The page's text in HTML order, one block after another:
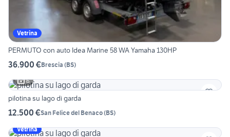
Vetrina
PERMUTO con auto Idea Marine 58 WA Yamaha 130HP
36.900 €Brescia (BS)
6
pilotina su lago di garda
12.500 €San Felice del Benaco(BS)
Vetrina